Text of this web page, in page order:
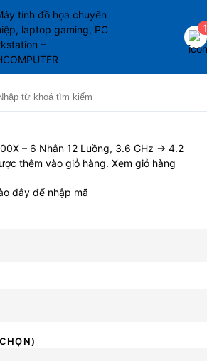
1
– 6 Nhân 12 Luồng, 3.6 GHz → 4.2
thêm vào giỏ hàng. Xem giỏ hàng
đây để nhập mã